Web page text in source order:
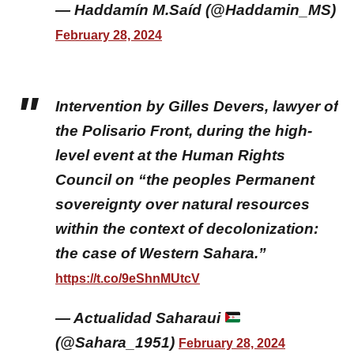
— Haddamín M.Saíd (@Haddamin_MS)
February 28, 2024
Intervention by Gilles Devers, lawyer of
the Polisario Front, during the high-
level event at the Human Rights
Council on “the peoples Permanent
sovereignty over natural resources
within the context of decolonization:
the case of Western Sahara.”
https://t.co/9eShnMUtcV
— Actualidad Saharaui
(@Sahara_1951) February 28, 2024